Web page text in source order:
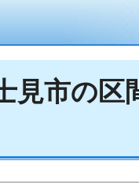
見市の区